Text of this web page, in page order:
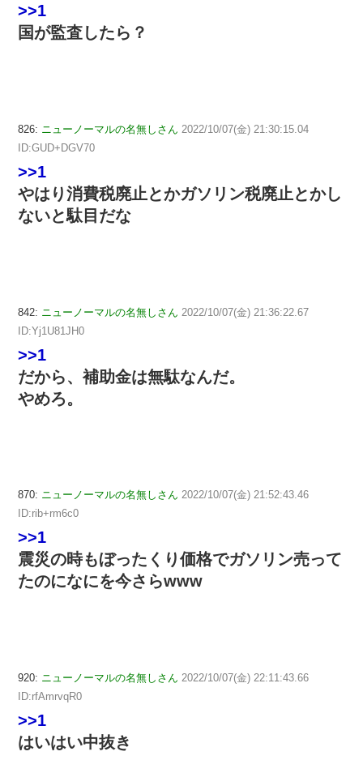
>>1
国が監査したら？
826: ニューノーマルの名無しさん 2022/10/07(金) 21:30:15.04
ID:GUD+DGV70
>>1
やはり消費税廃止とかガソリン税廃止とかし
ないと駄目だな
842: ニューノーマルの名無しさん 2022/10/07(金) 21:36:22.67
ID:Yj1U81JH0
>>1
だから、補助金は無駄なんだ。
やめろ。
870: ニューノーマルの名無しさん 2022/10/07(金) 21:52:43.46
ID:rib+rm6c0
>>1
震災の時もぼったくり価格でガソリン売って
たのになにを今さらwww
920: ニューノーマルの名無しさん 2022/10/07(金) 22:11:43.66
ID:rfAmrvqR0
>>1
はいはい中抜き